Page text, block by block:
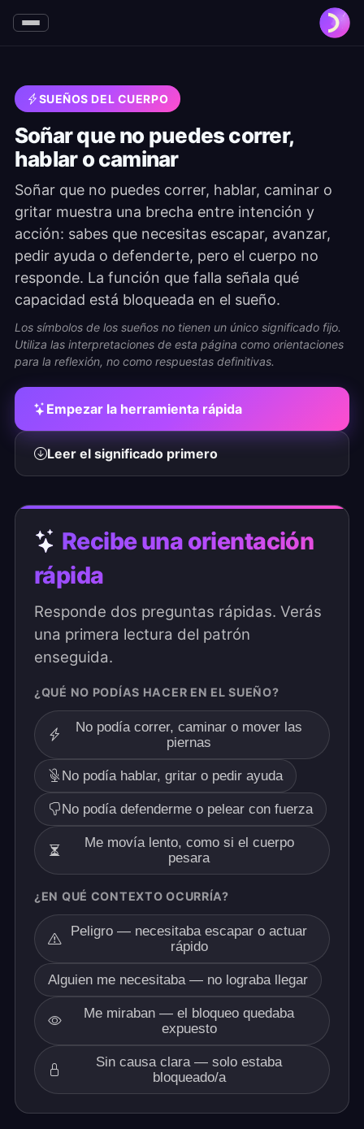
SUEÑOS DEL CUERPO
Soñar que no puedes correr,
hablar o caminar
Soñar que no puedes correr, hablar, caminar o
gritar muestra una brecha entre intención y
acción: sabes que necesitas escapar, avanzar,
pedir ayuda o defenderte, pero el cuerpo no
responde. La función que falla señala qué
capacidad está bloqueada en el sueño.
Los símbolos de los sueños no tienen un único significado fijo.
Utiliza las interpretaciones de esta página como orientaciones
para la reflexión, no como respuestas definitivas.
Empezar la herramienta rápida
Leer el significado primero
Recibe una orientación
rápida
Responde dos preguntas rápidas. Verás
una primera lectura del patrón
enseguida.
¿QUÉ NO PODÍAS HACER EN EL SUEÑO?
No podía correr, caminar o mover las
piernas
No podía hablar, gritar o pedir ayuda
No podía defenderme o pelear con fuerza
Me movía lento, como si el cuerpo
pesara
¿EN QUÉ CONTEXTO OCURRÍA?
Peligro — necesitaba escapar o actuar
rápido
Alguien me necesitaba — no lograba llegar
Me miraban — el bloqueo quedaba
expuesto
Sin causa clara — solo estaba
bloqueado/a